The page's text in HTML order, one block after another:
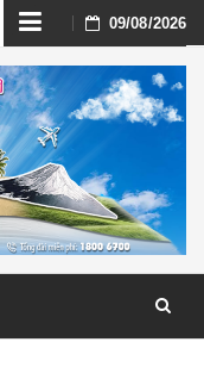
Skip
to
content
09/08/2026